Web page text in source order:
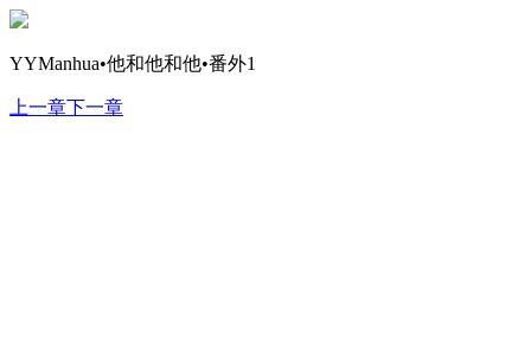
YYManhua•他和他和他•番外1
上一章下一章